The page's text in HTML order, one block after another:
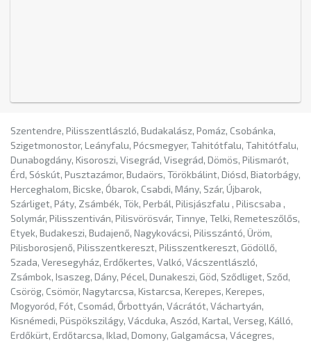
Szentendre, Pilisszentlászló, Budakalász, Pomáz, Csobánka,
Szigetmonostor, Leányfalu, Pócsmegyer, Tahitótfalu, Tahitótfalu,
Dunabogdány, Kisoroszi, Visegrád, Visegrád, Dömös, Pilismarót,
Érd, Sóskút, Pusztazámor, Budaörs, Törökbálint, Diósd, Biatorbágy,
Herceghalom, Bicske, Óbarok, Csabdi, Mány, Szár, Újbarok,
Szárliget, Páty, Zsámbék, Tök, Perbál, Pilisjászfalu , Piliscsaba ,
Solymár, Pilisszentiván, Pilisvörösvár, Tinnye, Telki, Remeteszőlős,
Etyek, Budakeszi, Budajenő, Nagykovácsi, Pilisszántó, Üröm,
Pilisborosjenő, Pilisszentkereszt, Pilisszentkereszt, Gödöllő,
Szada, Veresegyház, Erdőkertes, Valkó, Vácszentlászló,
Zsámbok, Isaszeg, Dány, Pécel, Dunakeszi, Göd, Sződliget, Sződ,
Csörög, Csömör, Nagytarcsa, Kistarcsa, Kerepes, Kerepes,
Mogyoród, Fót, Csomád, Őrbottyán, Vácrátót, Váchartyán,
Kisnémedi, Püspökszilágy, Vácduka, Aszód, Kartal, Verseg, Kálló,
Erdőkürt, Erdőtarcsa, Iklad, Domony, Galgamácsa, Vácegres,